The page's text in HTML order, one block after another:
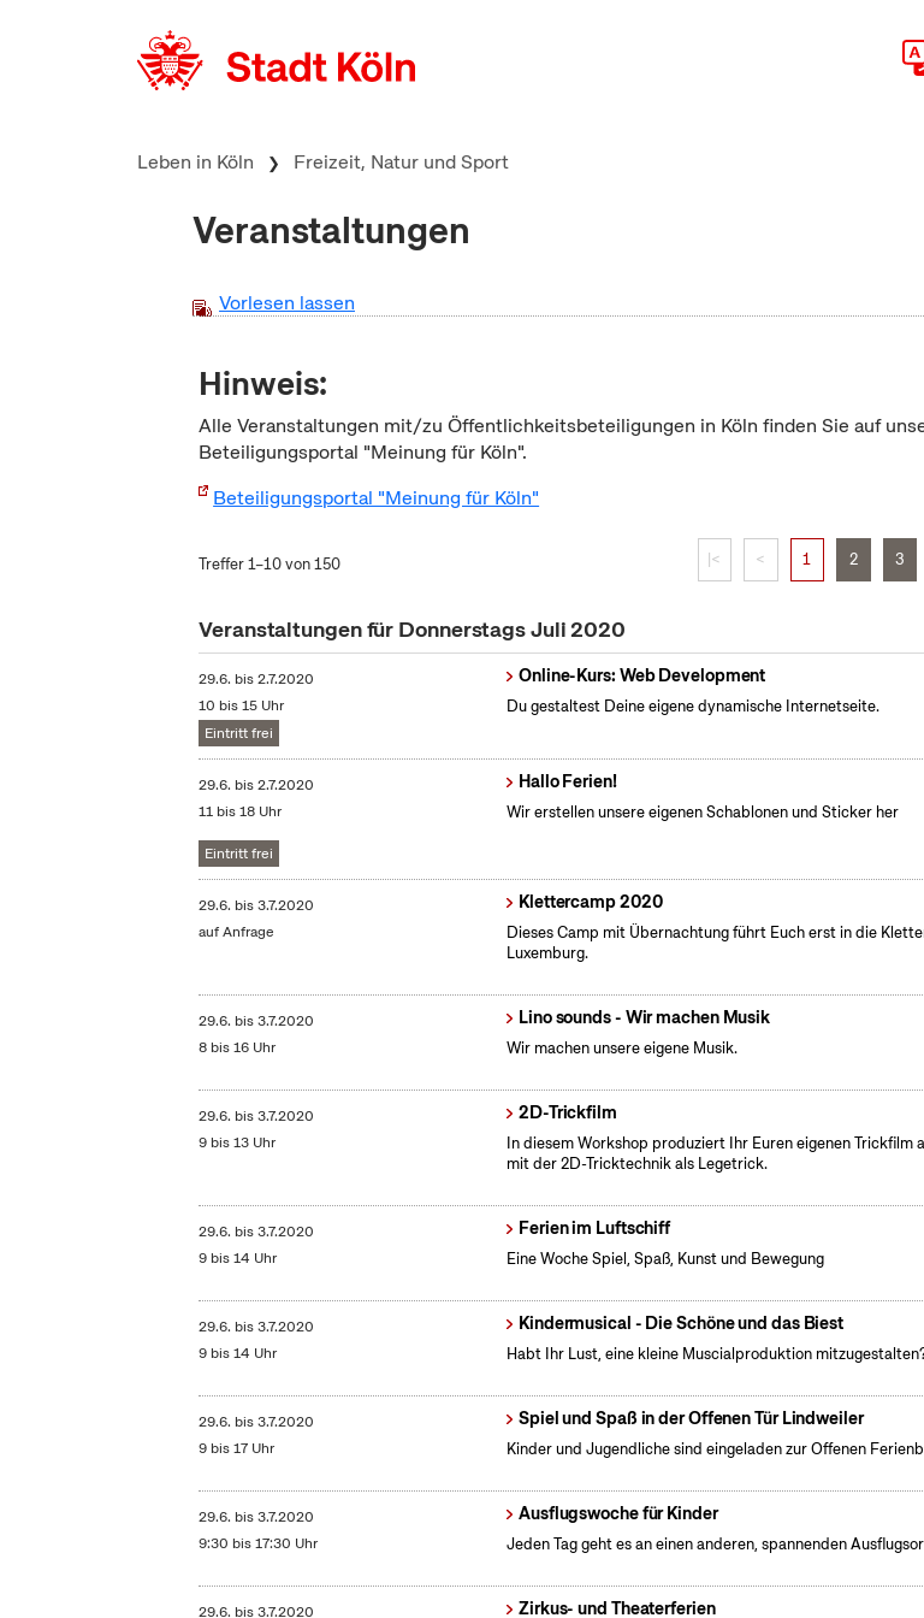
Leben in Köln Freizeit, Natur und Sport
Veranstaltungen
Vorlesen lassen
Hinweis:
Alle Veranstaltungen mit/zu Öffentlichkeitsbeteiligungen in Köln finden Sie auf
Beteiligungsportal "Meinung für Köln".
Beteiligungsportal "Meinung für Köln"
Treffer 1–10 von 150 |< < 1 2 3
Veranstaltungen für Donnerstags Juli 2020
29.6. bis2.7.2020
10 bis 15 Uhr
Eintritt frei
Online-Kurs: Web Development
Du gestaltest Deine eigene dynamische Internetseite.
29.6. bis2.7.2020
11 bis 18 Uhr
Eintritt frei
Hallo Ferien!
Wir erstellen unsere eigenen Schablonen und Sticker her
29.6. bis3.7.2020
auf Anfrage
Klettercamp 2020
Dieses Camp mit Übernachtung führt Euch erst in die
Luxemburg.
29.6. bis3.7.2020
8 bis 16 Uhr
Lino sounds - Wir machen Musik
Wir machen unsere eigene Musik.
29.6. bis3.7.2020
9 bis 13 Uhr
2D-Trickfilm
In diesem Workshop produziert Ihr Euren eigenen Trickfilm
mit der 2D-Tricktechnik als Legetrick.
29.6. bis3.7.2020
9 bis 14 Uhr
Ferien im Luftschiff
Eine Woche Spiel, Spaß, Kunst und Bewegung
29.6. bis3.7.2020
9 bis 14 Uhr
Kindermusical - Die Schöne und das Biest
Habt Ihr Lust, eine kleine Muscialproduktion
29.6. bis3.7.2020
9 bis 17 Uhr
Spiel und Spaß in der Offenen Tür Lindweiler
Kinder und Jugendliche sind eingeladen zur Offenen
29.6. bis3.7.2020
9:30 bis 17:30 Uhr
Ausflugswoche für Kinder
Jeden Tag geht es an einen anderen, spannenden
29.6. bis3.7.2020 Zirkus- und Theaterferien